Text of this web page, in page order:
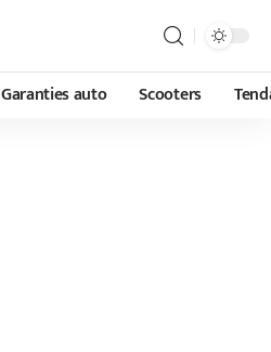
Garanties auto Scooters